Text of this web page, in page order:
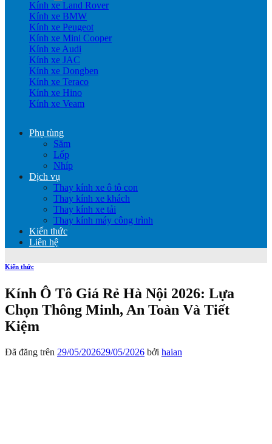
Kính xe Land Rover
Kính xe BMW
Kính xe Peugeot
Kính xe Mini Cooper
Kính xe Audi
Kính xe JAC
Kính xe Dongben
Kính xe Teraco
Kính xe Hino
Kính xe Veam
Phụ tùng
Săm
Lốp
Nhíp
Dịch vụ
Thay kính xe ô tô con
Thay kính xe khách
Thay kính xe tải
Thay kính máy công trình
Kiến thức
Liên hệ
Kiến thức
Kính Ô Tô Giá Rẻ Hà Nội 2026: Lựa
Chọn Thông Minh, An Toàn Và Tiết
Kiệm
Đã đăng trên 29/05/202629/05/2026 bởi haian